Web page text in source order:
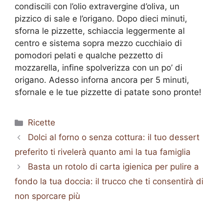
condiscili con l’olio extravergine d’oliva, un
pizzico di sale e l’origano. Dopo dieci minuti,
sforna le pizzette, schiaccia leggermente al
centro e sistema sopra mezzo cucchiaio di
pomodori pelati e qualche pezzetto di
mozzarella, infine spolverizza con un po’ di
origano. Adesso inforna ancora per 5 minuti,
sfornale e le tue pizzette di patate sono pronte!
Categorie
Ricette
Dolci al forno o senza cottura: il tuo dessert
preferito ti rivelerà quanto ami la tua famiglia
Basta un rotolo di carta igienica per pulire a
fondo la tua doccia: il trucco che ti consentirà di
non sporcare più